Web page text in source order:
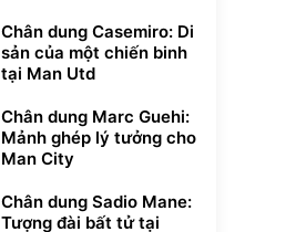
Xe đạp điện trợ
gấp gọn bỏ cốp
tiện lợi
9.900.000đ
7.092.000 đ
Đang xem nhiều
Chân dung Casemiro: Di
sản của một chiến binh
tại Man Utd
Chân dung Marc Guehi:
Mảnh ghép lý tưởng cho
Man City
Chân dung Sadio Mane:
Tượng đài bất tử tại